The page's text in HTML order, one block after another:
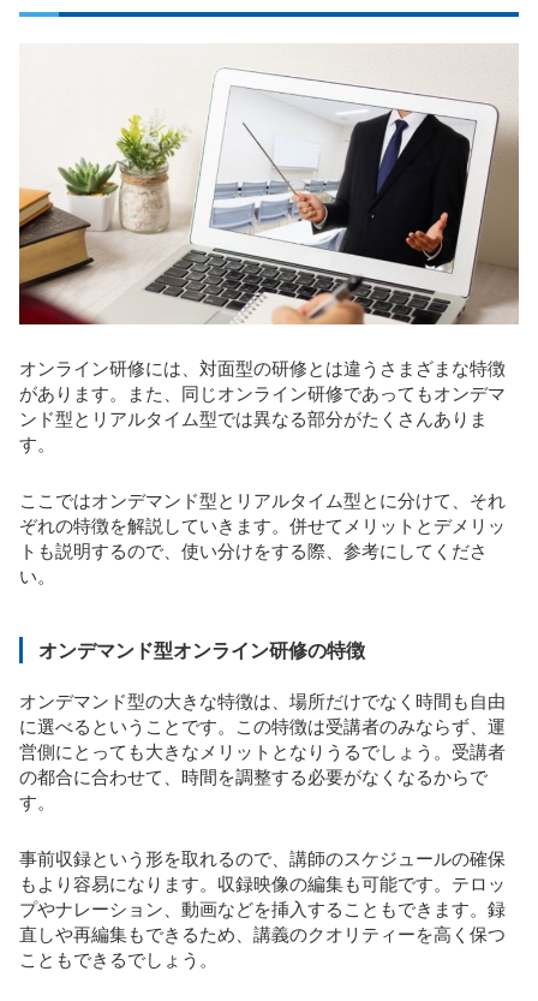
オンライン研修には、対面型の研修とは違うさまざまな特徴
があります。また、同じオンライン研修であってもオンデマ
ンド型とリアルタイム型では異なる部分がたくさんありま
す。
ここではオンデマンド型とリアルタイム型とに分けて、それ
ぞれの特徴を解説していきます。併せてメリットとデメリッ
トも説明するので、使い分けをする際、参考にしてくださ
い。
オンデマンド型オンライン研修の特徴
オンデマンド型の大きな特徴は、場所だけでなく時間も自由
に選べるということです。この特徴は受講者のみならず、運
営側にとっても大きなメリットとなりうるでしょう。受講者
の都合に合わせて、時間を調整する必要がなくなるからで
す。
事前収録という形を取れるので、講師のスケジュールの確保
もより容易になります。収録映像の編集も可能です。テロッ
プやナレーション、動画などを挿入することもできます。録
直しや再編集もできるため、講義のクオリティーを高く保つ
こともできるでしょう。